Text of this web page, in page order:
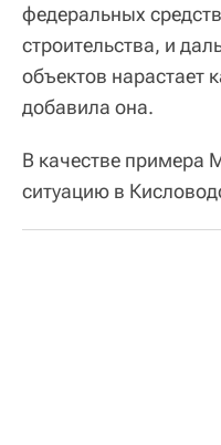
федеральных
строительства, и
объектов нарастает
добавила она.
В качестве примера
ситуацию в